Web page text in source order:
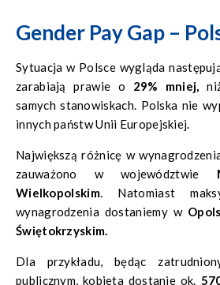
Gender Pay Gap –
Sytuacja w Polsce wygląda
zarabiają prawie o 29% mniej,
samych stanowiskach. Polska nie
innych państw Unii Europejskiej.
Największą różnicę w
zauważono w województwie
Wielkopolskim. Natomiast
wynagrodzenia dostaniemy w
Świętokrzyskim.
Dla przykładu, będąc
publicznym, kobieta dostanie ok.